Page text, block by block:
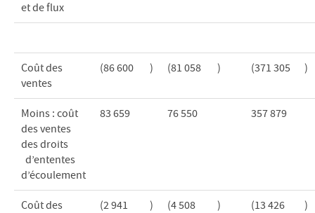
et de flux
Coût des
ventes
(86 600 ) (81 058 ) (371 305 )
Moins : coût
des ventes
des droits
d’ententes
d’écoulement
83 659 76 550 357 879
Coût des
(2 941 ) (4 508 ) (13 426 )